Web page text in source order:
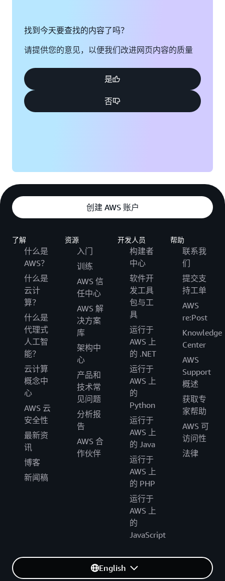
找到今天要查找的内容了吗？
请提供您的意见，以便我们改进网页内容的质量
是
否
创建 AWS 账户
了解
什么是
AWS？
什么是
云计
算？
什么是
代理式
人工智
能？
云计算
概念中
心
AWS 云
安全性
最新资
讯
博客
新闻稿
资源
入门
训练
AWS 信
任中心
AWS 解
决方案
库
架构中
心
产品和
技术常
见问题
分析报
告
AWS 合
作伙伴
开发人员
构建者
中心
软件开
发工具
包与工
具
运行于
AWS 上
的 .NET
运行于
AWS 上
的
Python
运行于
AWS 上
的 Java
运行于
AWS 上
的 PHP
运行于
AWS 上
的
JavaScript
帮助
联系我
们
提交支
持工单
AWS
re:Post
Knowledge
Center
AWS
Support
概述
获取专
家帮助
AWS 可
访问性
法律
English